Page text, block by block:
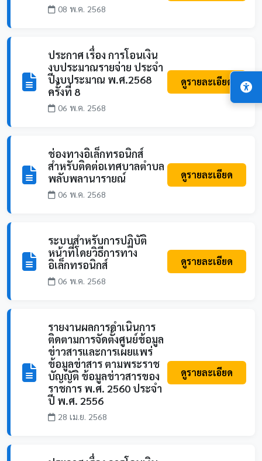
08 พ.ค. 2568
ประกาศ เรื่อง การโอนเงิน
งบประมาณรายจ่าย ประจำ
ปีงบประมาณ พ.ศ.2568
ครั้งที่ 8
06 พ.ค. 2568
ดูรายละเอียด
ช่องทางอิเล็กทรอนิกส์
สำหรับติดต่อเทศบาลตำบล
พลับพลานารายณ์
06 พ.ค. 2568
ดูรายละเอียด
ระบบสำหรับการปฏิบัติ
หน้าที่โดยวิธีการทาง
อิเล็กทรอนิกส์
06 พ.ค. 2568
ดูรายละเอียด
รายงานผลการดำเนินการ
ติดตามการจัดตั้งศูนย์ข้อมูล
ข่าวสารและการเผยแพร่
ข้อมูลข่าสาร ตามพระราช
บัญญัติ ข้อมูลข่าวสารของ
ราชการ พ.ศ. 2560 ประจำ
ปี พ.ศ. 2556
28 เม.ย. 2568
ดูรายละเอียด